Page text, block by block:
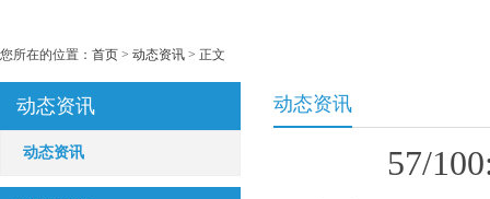
您所在的位置： 首页 > 动态资讯 > 正文
动态资讯
动态资讯
动态资讯
57/